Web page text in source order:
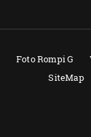
Foto Rompi G
SiteMap